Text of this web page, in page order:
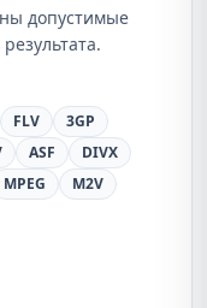
допустимые
FLV
3GP
ASF
DIVX
MPEG
M2V